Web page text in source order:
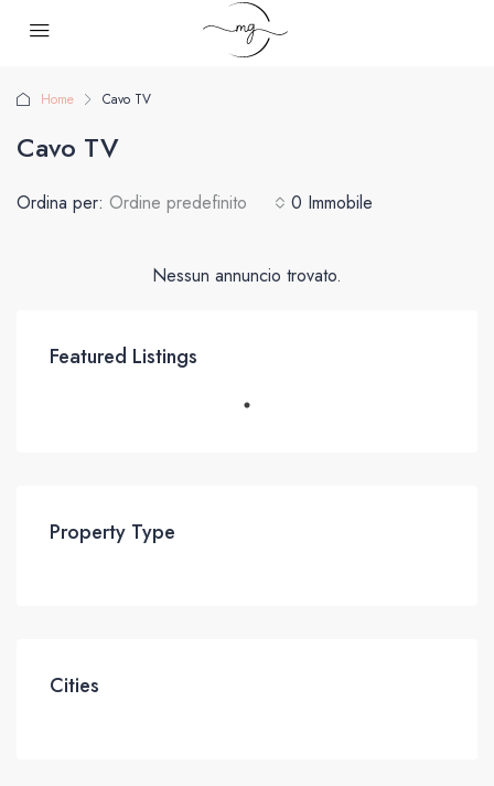
Home Cavo TV
Cavo TV
0 Immobile
Ordina per: Ordine predefinito
Nessun annuncio trovato.
Featured Listings
Property Type
Cities